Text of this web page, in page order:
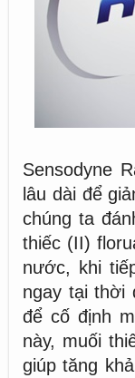
Sensodyne
lâu dài để
chúng ta
thiếc (II)
nước, khi
ngay tại thời
để cố định
này, muối
giúp tăng